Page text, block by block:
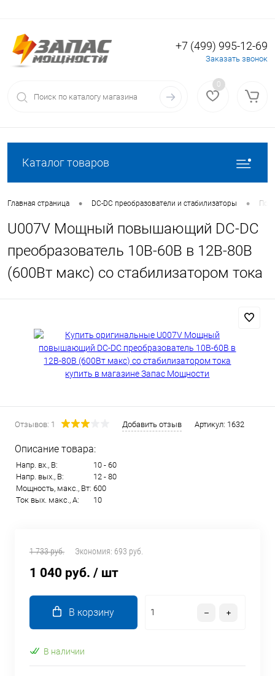
Вход Регистрация
+7 (499) 995-12-69
Заказать звонок
0
Каталог товаров
Главная страница • DC-DC преобразователи и стабилизаторы •
U007V Мощный повышающий DC-DC
преобразователь 10В-60В в 12В-80В
(600Вт макс) со стабилизатором тока
Отзывов: 1 Добавить отзыв Артикул: 1632
Описание товара:
Напр. вх., В:
10 - 60
Напр. вых., В:
12 - 80
Мощность, макс., Вт: 600
Ток вых. макс., А:
10
1 733 руб. Экономия: 693 руб.
1 040 руб. / шт
В корзину
В наличии